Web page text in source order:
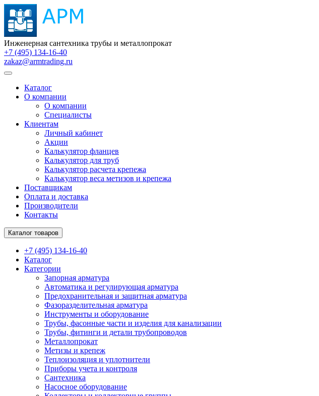
Инженерная сантехника трубы и металлопрокат
+7 (495) 134-16-40
zakaz@armtrading.ru
Каталог
О компании
О компании
Специалисты
Клиентам
Личный кабинет
Акции
Калькулятор фланцев
Калькулятор для труб
Калькулятор расчета крепежа
Калькулятор веса метизов и крепежа
Поставщикам
Оплата и доставка
Производители
Контакты
Каталог товаров
+7 (495) 134-16-40
Каталог
Категории
Запорная арматура
Автоматика и регулирующая арматура
Предохранительная и защитная арматура
Фазоразделительная арматура
Инструменты и оборудование
Трубы, фасонные части и изделия для канализации
Трубы, фитинги и детали трубопроводов
Металлопрокат
Метизы и крепеж
Теплоизоляция и уплотнители
Приборы учета и контроля
Сантехника
Насосное оборудование